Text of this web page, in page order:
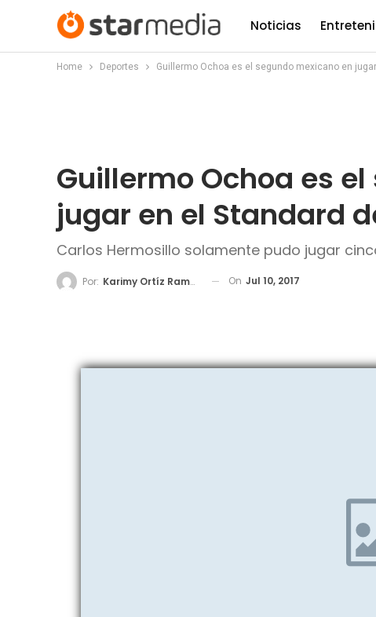
Noticias
Home Deportes Guillermo Ochoa es el segundo mexicano en
Guillermo Ochoa es
jugar en el Standard
Carlos Hermosillo solamente pudo jugar
Por: Karimy Ortíz Ramos On Jul 10, 2017